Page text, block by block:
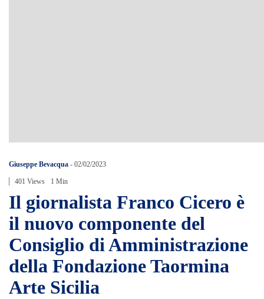
Giuseppe Bevacqua - 02/02/2023
401 Views 1 Min
Il giornalista Franco Cicero è
il nuovo componente del
Consiglio di Amministrazione
della Fondazione Taormina
Arte Sicilia